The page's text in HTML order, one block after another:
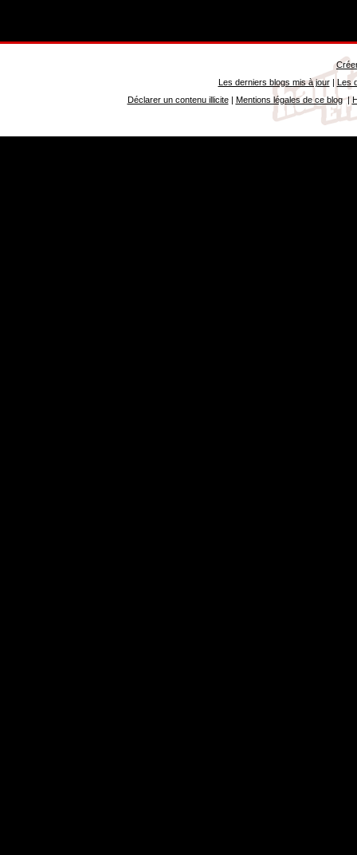
Les derniers blogs mis à jour| Les
Déclarer un contenu illicite| Mentions légales de ce blog|